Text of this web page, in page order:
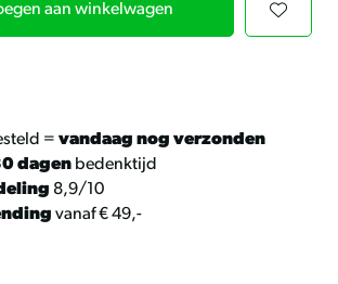
aan winkelwagen
= vandaag nog verzonden
dagen bedenktijd
8,9/10
vanaf € 49,-